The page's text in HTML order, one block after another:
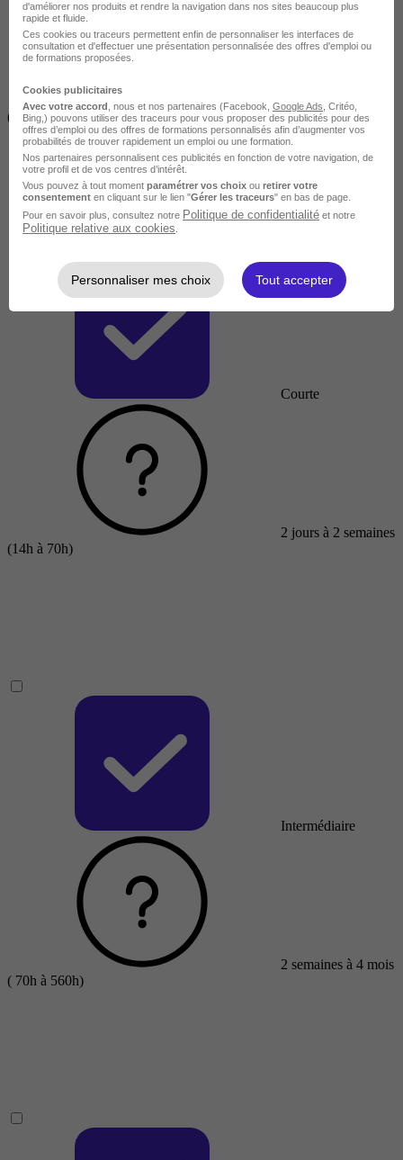
Inférieur à 2 jours
(14h)
Courte
2 jours à 2 semaines
(14h à 70h)
Intermédiaire
2 semaines à 4 mois
( 70h à 560h)
d'améliorer nos produits et rendre la navigation dans nos sites beaucoup plus
rapide et fluide.
Ces cookies ou traceurs permettent enfin de personnaliser les interfaces de
consultation et d'effectuer une présentation personnalisée des offres d'emploi ou
de formations proposées.
Cookies publicitaires
Avec votre accord , nous et nos partenaires (Facebook, Google Ads , Critéo,
Bing,) pouvons utiliser des traceurs pour vous proposer des publicités pour des
offres d’emploi ou des offres de formations personnalisés afin d’augmenter vos
probabilités de trouver rapidement un emploi ou une formation.
Nos partenaires personnalisent ces publicités en fonction de votre navigation, de
votre profil et de vos centres d’intérêt.
Vous pouvez à tout moment paramétrer vos choix ou retirer votre
consentement en cliquant sur le lien "Gérer les traceurs" en bas de page.
Pour en savoir plus, consultez notre Politique de confidentialité et notre
Politique relative aux cookies
Personnaliser mes choix Tout accepter